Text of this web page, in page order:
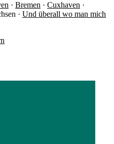
· Bremen · Cuxhaven ·
· Und überall wo man mich